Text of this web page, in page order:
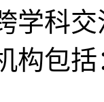
学科
构包